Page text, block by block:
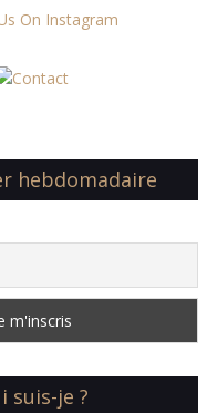
hebdomadaire
suis-je ?